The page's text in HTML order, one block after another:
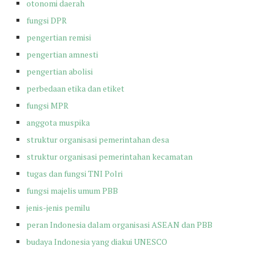
otonomi daerah
fungsi DPR
pengertian remisi
pengertian amnesti
pengertian abolisi
perbedaan etika dan etiket
fungsi MPR
anggota muspika
struktur organisasi pemerintahan desa
struktur organisasi pemerintahan kecamatan
tugas dan fungsi TNI Polri
fungsi majelis umum PBB
jenis-jenis pemilu
peran Indonesia dalam organisasi ASEAN dan PBB
budaya Indonesia yang diakui UNESCO